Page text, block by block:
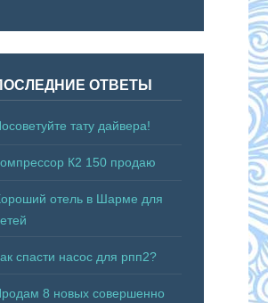
ОТВЕТЫ
тату дайвера!
К2 150 продаю
отель в Шарме для
спасти насос для рпп2?
8 новых совершенно